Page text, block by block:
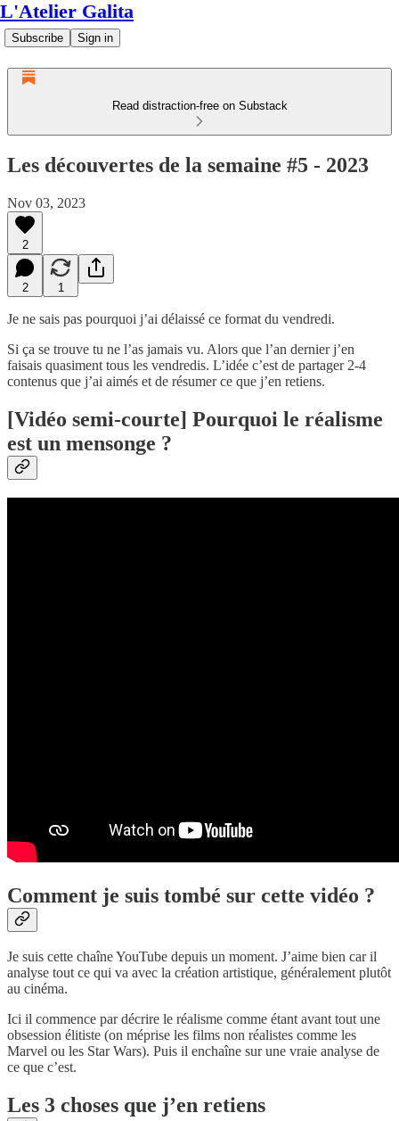
L'Atelier Galita
Subscribe Sign in
Read distraction-free on Substack
Les découvertes de la semaine #5 - 2023
Nov 03, 2023
2
2 1
Je ne sais pas pourquoi j’ai délaissé ce format du vendredi.
Si ça se trouve tu ne l’as jamais vu. Alors que l’an dernier j’en
faisais quasiment tous les vendredis. L’idée c’est de partager 2-4
contenus que j’ai aimés et de résumer ce que j’en retiens.
[Vidéo semi-courte] Pourquoi le réalisme
est un mensonge ?
Comment je suis tombé sur cette vidéo ?
Je suis cette chaîne YouTube depuis un moment. J’aime bien car il
analyse tout ce qui va avec la création artistique, généralement plutôt
au cinéma.
Ici il commence par décrire le réalisme comme étant avant tout une
obsession élitiste (on méprise les films non réalistes comme les
Marvel ou les Star Wars). Puis il enchaîne sur une vraie analyse de
ce que c’est.
Les 3 choses que j’en retiens